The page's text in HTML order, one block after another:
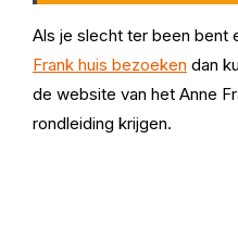
Als je slecht ter been bent
Frank huis bezoeken dan
de website van het Anne
rondleiding krijgen.